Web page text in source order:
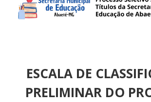
ESCALA DE
PRELIMINAR DO